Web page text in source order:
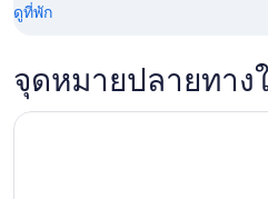
ดูที่พัก
จุดหมายปลายทา